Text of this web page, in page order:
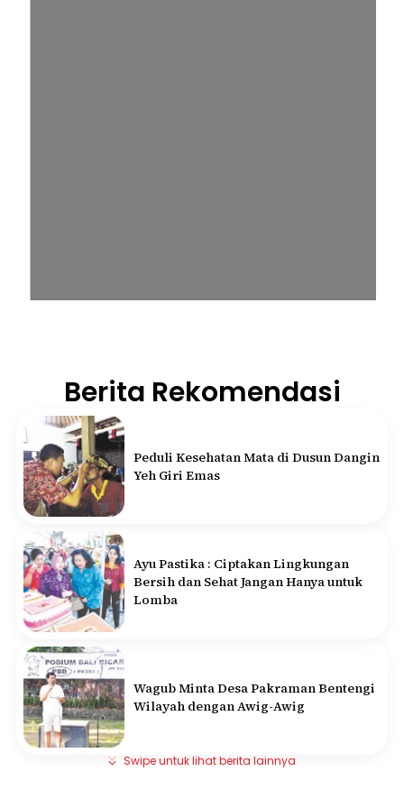
Berita Rekomendasi
Peduli Kesehatan Mata di Dusun Dangin
Yeh Giri Emas
Ayu Pastika : Ciptakan Lingkungan
Bersih dan Sehat Jangan Hanya untuk
Lomba
Wagub Minta Desa Pakraman Bentengi
Wilayah dengan Awig-Awig
Swipe untuk lihat berita lainnya